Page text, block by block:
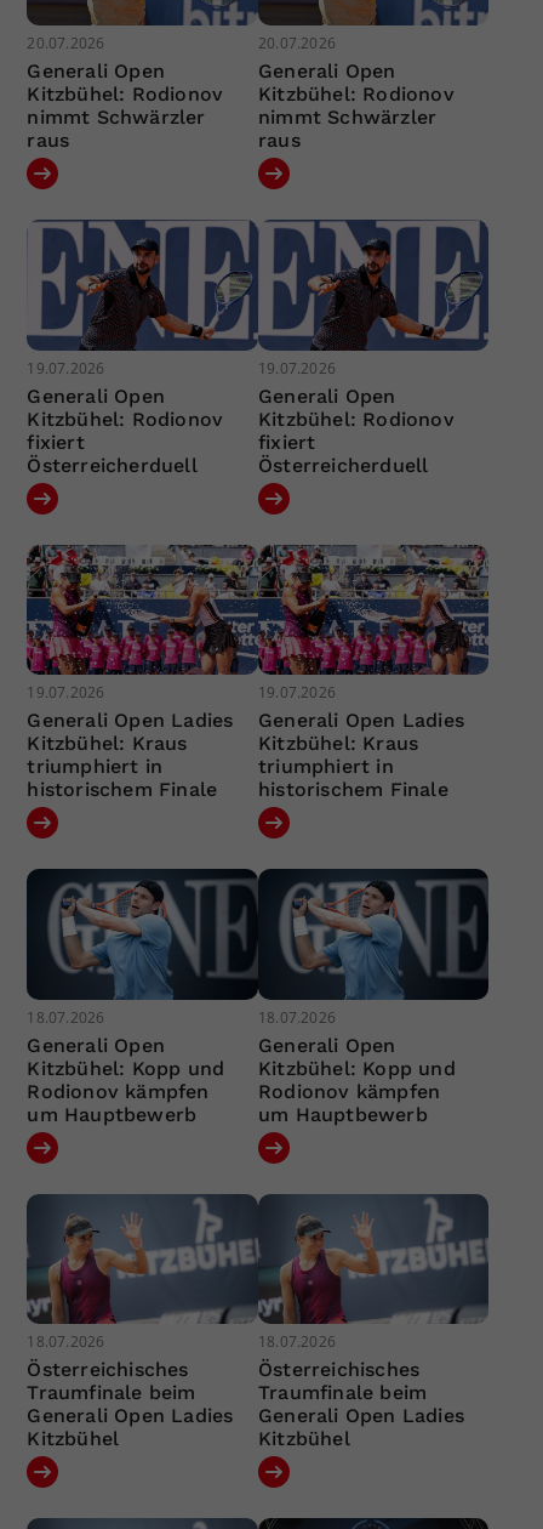
20.07.2026
Generali Open
Kitzbühel: Rodionov
nimmt Schwärzler
raus
20.07.2026
Generali Open
Kitzbühel: Rodionov
nimmt Schwärzler
raus
19.07.2026
Generali Open
Kitzbühel: Rodionov
fixiert
Österreicherduell
19.07.2026
Generali Open
Kitzbühel: Rodionov
fixiert
Österreicherduell
19.07.2026
Generali Open Ladies
Kitzbühel: Kraus
triumphiert in
historischem Finale
19.07.2026
Generali Open Ladies
Kitzbühel: Kraus
triumphiert in
historischem Finale
18.07.2026
Generali Open
Kitzbühel: Kopp und
Rodionov kämpfen
um Hauptbewerb
18.07.2026
Generali Open
Kitzbühel: Kopp und
Rodionov kämpfen
um Hauptbewerb
18.07.2026
Österreichisches
Traumfinale beim
Generali Open Ladies
Kitzbühel
18.07.2026
Österreichisches
Traumfinale beim
Generali Open Ladies
Kitzbühel